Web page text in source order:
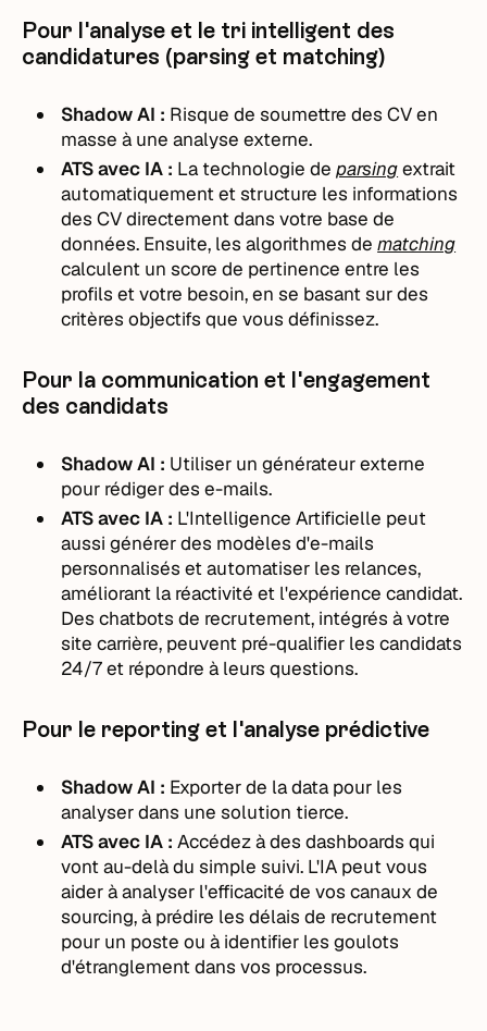
Pour l'analyse et le tri intelligent des
candidatures (parsing et matching)
Shadow AI : Risque de soumettre des CV en
masse à une analyse externe.
ATS avec IA : La technologie deparsingextrait
automatiquement et structure les informations
des CV directement dans votre base de
données. Ensuite, les algorithmes dematching
calculent un score de pertinence entre les
profils et votre besoin, en se basant sur des
critères objectifs que vous définissez.
Pour la communication et l'engagement
des candidats
Shadow AI : Utiliser un générateur externe
pour rédiger des e-mails.
ATS avec IA : L'Intelligence Artificielle peut
aussi générer des modèles d'e-mails
personnalisés et automatiser les relances,
améliorant la réactivité et l'expérience candidat.
Des chatbots de recrutement, intégrés à votre
site carrière, peuvent pré-qualifier les candidats
24/7 et répondre à leurs questions.
Pour le reporting et l'analyse prédictive
Shadow AI : Exporter de la data pour les
analyser dans une solution tierce.
ATS avec IA : Accédez à des dashboards qui
vont au-delà du simple suivi. L'IA peut vous
aider à analyser l'efficacité de vos canaux de
sourcing, à prédire les délais de recrutement
pour un poste ou à identifier les goulots
d'étranglement dans vos processus.